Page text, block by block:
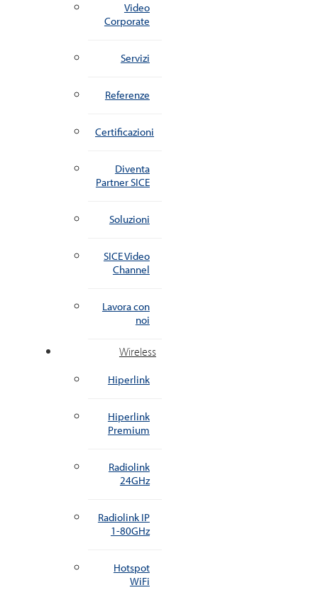
Video
Corporate
Servizi
Referenze
Certificazioni
Diventa
Partner SICE
Soluzioni
SICE Video
Channel
Lavora con
noi
Wireless
Hiperlink
Hiperlink
Premium
Radiolink
24GHz
Radiolink IP
1-80GHz
Hotspot
WiFi